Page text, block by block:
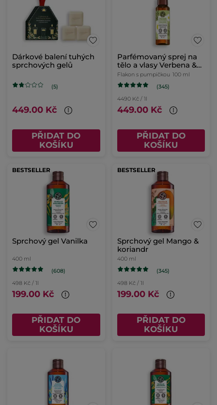
Dárkové balení tuhých
sprchových gelů
(5)
449.00 Kč
PŘIDAT DO
KOŠÍKU
Parfémovaný sprej na
tělo a vlasy Verbena &
heřmánek
Flakon s pumpičkou 100 ml
(345)
4490 Kč / 1l
449.00 Kč
PŘIDAT DO
KOŠÍKU
BESTSELLER
Sprchový gel Vanilka
400 ml
(608)
498 Kč / 1l
199.00 Kč
PŘIDAT DO
KOŠÍKU
BESTSELLER
Sprchový gel Mango &
koriandr
400 ml
(345)
498 Kč / 1l
199.00 Kč
PŘIDAT DO
KOŠÍKU